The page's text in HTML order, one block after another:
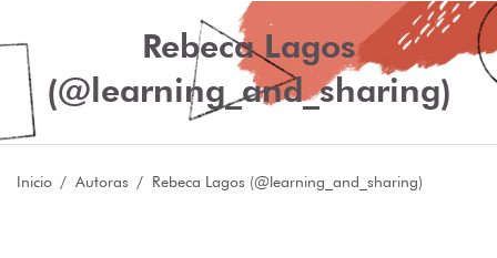
Rebeca Lagos
(@learning_and_sharing)
Inicio Autoras Rebeca Lagos (@learning_and_sharing)